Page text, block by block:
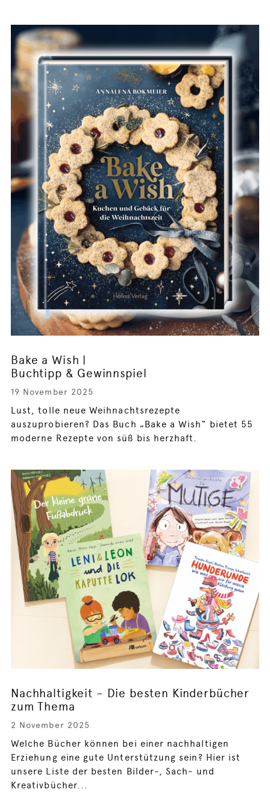
Bake a Wish |
Buchtipp & Gewinnspiel
19 November 2025
Lust, tolle neue Weihnachtsrezepte
auszuprobieren? Das Buch „Bake a Wish“ bietet 55
moderne Rezepte von süß bis herzhaft.
Nachhaltigkeit – Die besten Kinderbücher
zum Thema
2 November 2025
Welche Bücher können bei einer nachhaltigen
Erziehung eine gute Unterstützung sein? Hier ist
unsere Liste der besten Bilder-, Sach- und
Kreativbücher...